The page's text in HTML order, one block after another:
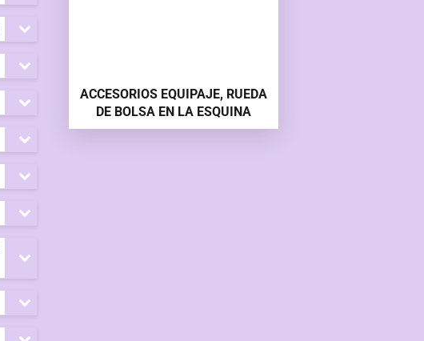
ACCESORIOS EQUIPAJE, RUEDA
DE BOLSA EN LA ESQUINA